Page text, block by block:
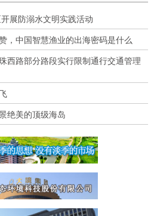
展防溺水文明实践活动
，中国智慧渔业的出海密码是什么
西路部分路段实行限制通行交通管理
绝美的顶级海岛